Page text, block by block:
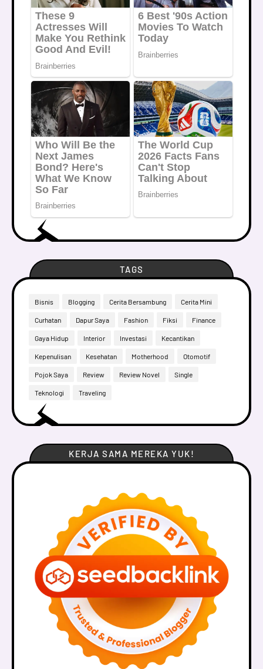
TAGS
Bisnis Blogging Cerita Bersambung Cerita Mini
Curhatan Dapur Saya Fashion Fiksi Finance
Gaya Hidup Interior Investasi Kecantikan
Kepenulisan Kesehatan Motherhood Otomotif
Pojok Saya Review Review Novel Single
Teknologi Traveling
KERJA SAMA MEREKA YUK!